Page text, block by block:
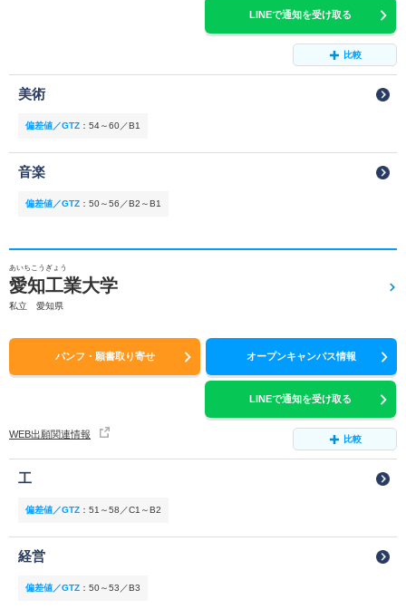
LINEで通知を受け取る
比較
美術
偏差値／GTZ ： 54～60／B1
音楽
偏差値／GTZ ： 50～56／B2～B1
あいちこうぎょう
愛知工業大学
私立 愛知県
パンフ・願書取り寄せ オープンキャンパス情報
LINEで通知を受け取る
WEB出願関連情報 比較
工
偏差値／GTZ ： 51～58／C1～B2
経営
偏差値／GTZ ： 50～53／B3